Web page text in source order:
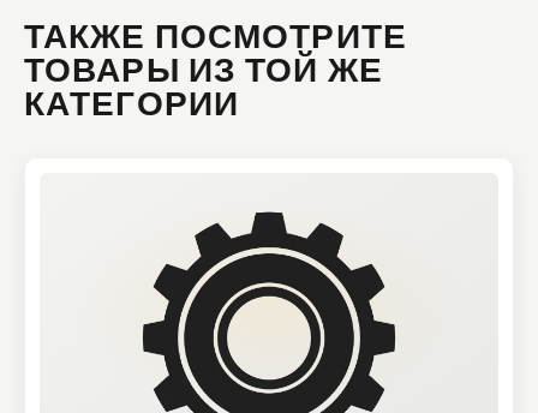
ТАКЖЕ ПОСМОТРИТЕ
ТОВАРЫ ИЗ ТОЙ ЖЕ
КАТЕГОРИИ